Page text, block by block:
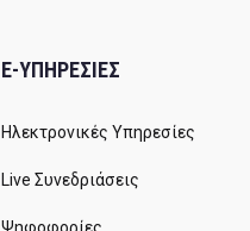
E-ΥΠΗΡΕΣΙΕΣ
Ηλεκτρονικές Υπηρεσίες
Live Συνεδριάσεις